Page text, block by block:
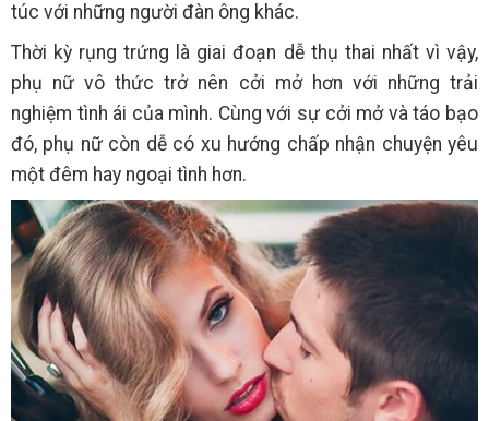
túc với những người đàn ông khác.
Thời kỳ rụng trứng là giai đoạn dễ thụ thai nhất vì vậy,
phụ nữ vô thức trở nên cởi mở hơn với những trải
nghiệm tình ái của mình. Cùng với sự cởi mở và táo bạo
đó, phụ nữ còn dễ có xu hướng chấp nhận chuyện yêu
một đêm hay ngoại tình hơn.